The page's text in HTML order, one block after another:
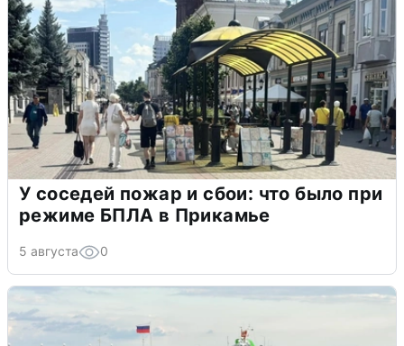
У соседей пожар и сбои: что было при
режиме БПЛА в Прикамье
5 августа 0